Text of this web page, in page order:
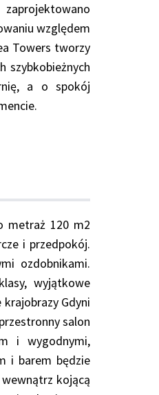
względem
Towers tworzy
szybkobieżnych
a o spokój
metraż 120 m2
i przedpokój.
ozdobnikami.
wyjątkowe
Gdyni
salon
i wygodnymi,
i barem będzie
kojącą